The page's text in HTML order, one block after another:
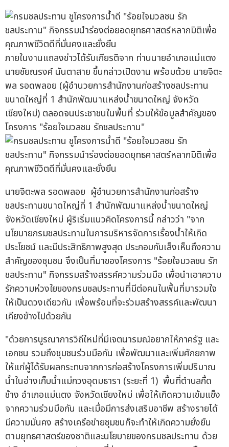
ภายในงานแถลงข่าวได้รับเกียรติจาก ท่านนายอำเภอแม่แตง
นายชัยณรงค์ นันตาสาย ขึ้นกล่าวเปิดงาน พร้อมด้วย นายจิตะ
พล รอดพลอย (ผู้อำนวยการสำนักงานก่อสร้างชลประทาน
ขนาดใหญ่ที่ 1 สำนักพัฒนาแหล่งน้ำขนาดใหญ่ จังหวัด
เชียงใหม่) ตลอดจนประชาชนในพื้นที่ ร่วมให้ข้อมูลสำคัญของ
โครงการ "ร้อยใจมวลชน รักชลประทาน"
นายจิตะพล รอดพลอย ผู้อำนวยการสำนักงานก่อสร้าง
ชลประทานขนาดใหญ่ที่ 1 สำนักพัฒนาแหล่งน้ำขนาดใหญ่
จังหวัดเชียงใหม่ ผู้ริเริ่มแนวคิดโครงการนี้ กล่าวว่า "จาก
นโยบายกรมชลประทานในการบริหารจัดการเรื่องน้ำให้เกิด
ประโยชน์ และมีประสิทธิภาพสูงสุด ประกอบกับเล็งเห็นถึงความ
สำคัญของชุมชน จึงเป็นที่มาของโครงการ "ร้อยใจมวลชน รัก
ชลประทาน" กิจกรรมสร้างสรรค์ความร่วมมือ เพื่อนำเอาความ
รักความห่วงใยของกรมชลประทานที่มีต่อคนในพื้นที่มารวมใจ
ให้เป็นดวงเดียวกัน เพื่อพร้อมที่จะร่วมสร้างสรรค์และพัฒนา
เคียงข้างไปด้วยกัน
"ด้วยการบูรณาการวิถีใหม่ที่มีเจตนารมณ์อยากให้ภาครัฐ และ
เอกชน รวมถึงชุมชนร่วมมือกัน เพื่อพัฒนาและเพิ่มศักยภาพ
ให้แก่ผู้ได้รับผลกระทบจากการก่อสร้างโครงการเพิ่มปริมาณ
น้ำในอ่างเก็บน้ำแม่กวงอุดมธารา (ระยะที่ 1) พื้นที่ตำบลกื้ด
ช้าง อำเภอแม่แตง จังหวัดเชียงใหม่ เพื่อให้เกิดความเข้มแข็ง
จากความร่วมมือกัน และเมื่อมีการส่งเสริมอาชีพ สร้างรายได้
มีความมั่นคง สร้างเครือข่ายชุมชนก็จะทำให้เกิดความยั่งยืน
ตามยุทธศาสตร์ของชาติและนโยบายของกรมชลประทาน ด้วย